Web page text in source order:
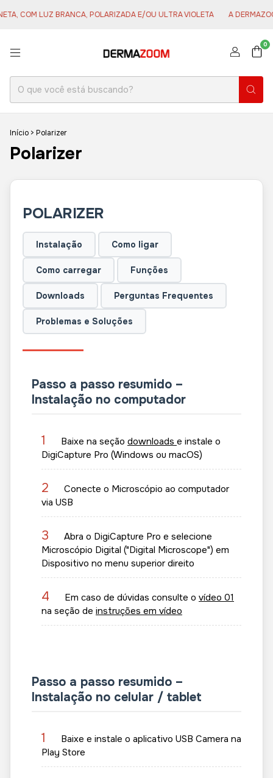
LUZ BRANCA, POLARIZADA E/OU ULTRA VIOLETA A DERMAZOOM É
0
Início > Polarizer
Polarizer
POLARIZER
Instalação Como ligar
Como carregar Funções
Downloads Perguntas Frequentes
Problemas e Soluções
Passo a passo resumido –
Instalação no computador
1 Baixe na seção downloads e instale o
DigiCapture Pro (Windows ou macOS)
2
Conecte o Microscópio ao computador
via USB
3
Abra o DigiCapture Pro e selecione
Microscópio Digital ("Digital Microscope") em
Dispositivo no menu superior direito
4 Em caso de dúvidas consulte o vídeo 01
na seção de instruções em vídeo
Passo a passo resumido –
Instalação no celular / tablet
1
Baixe e instale o aplicativo USB Camera na
Play Store